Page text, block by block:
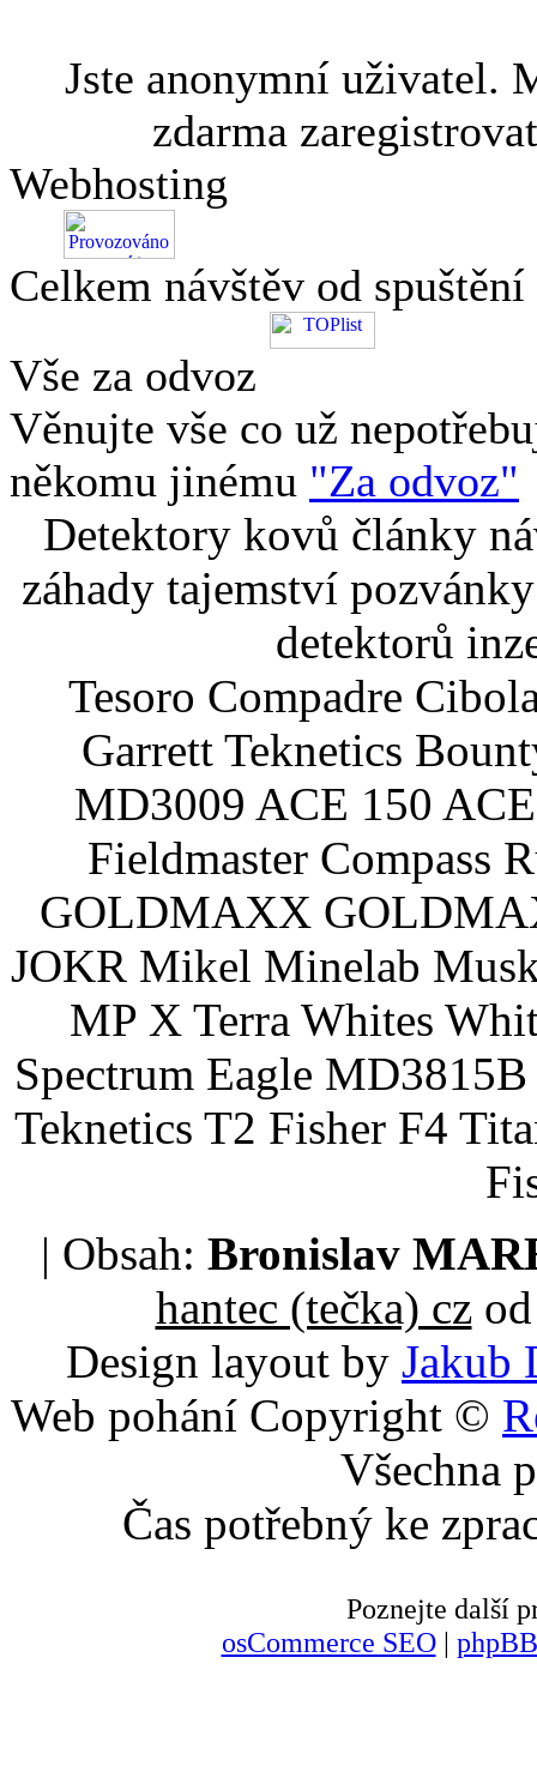
Jste anonymní uživatel.
zdarma
Webhosting
Celkem návštěv od
Vše za odvoz
Věnujte vše co už
někomu jinému "Za odvoz"
Detektory kovů články
záhady tajemství
detektorů
Tesoro Compadre
Garrett Teknetics
MD3009 ACE 150
Fieldmaster Compass
GOLDMAXX
JOKR Mikel Minelab
MP X Terra Whites
Spectrum Eagle
Teknetics T2 Fisher F4
| Obsah: Bronislav
hantec (tečka) czod
Design layout by Jakub
Web pohání Copyright ©
Všechna
Čas potřebný ke
Poznejte další
osCommerce SEO|